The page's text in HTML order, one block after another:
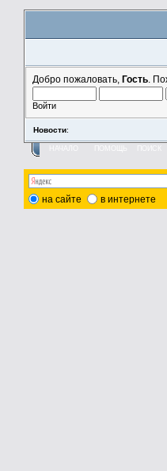
Добро пожаловать, Гость .
Войти
Новости:
ПОМОЩЬ
на сайте в интернете